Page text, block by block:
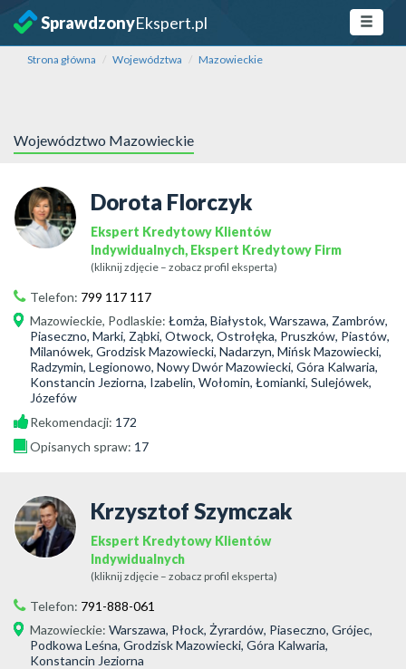
SprawdzonyEkspert.pl
Strona główna Województwa Mazowieckie
Województwo Mazowieckie
Dorota Florczyk
Ekspert Kredytowy Klientów
Indywidualnych, Ekspert Kredytowy Firm
(kliknij zdjęcie – zobacz profil eksperta)
Telefon: 799 117 117
Mazowieckie, Podlaskie: Łomża, Białystok, Warszawa, Zambrów,
Piaseczno, Marki, Ząbki, Otwock, Ostrołęka, Pruszków, Piastów,
Milanówek, Grodzisk Mazowiecki, Nadarzyn, Mińsk Mazowiecki,
Radzymin, Legionowo, Nowy Dwór Mazowiecki, Góra Kalwaria,
Konstancin Jeziorna, Izabelin, Wołomin, Łomianki, Sulejówek,
Józefów
Rekomendacji: 172
Opisanych spraw: 17
Krzysztof Szymczak
Ekspert Kredytowy Klientów
Indywidualnych
(kliknij zdjęcie – zobacz profil eksperta)
Telefon: 791-888-061
Mazowieckie: Warszawa, Płock, Żyrardów, Piaseczno, Grójec,
Podkowa Leśna, Grodzisk Mazowiecki, Góra Kalwaria,
Konstancin Jeziorna